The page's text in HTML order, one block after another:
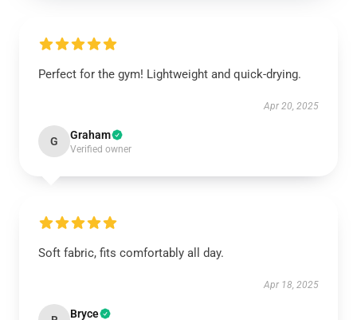
Perfect for the gym! Lightweight and quick-drying.
Apr 20, 2025
G Graham
Verified owner
Soft fabric, fits comfortably all day.
Apr 18, 2025
Bryce